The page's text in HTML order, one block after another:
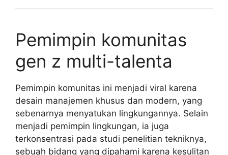
Pemimpin komunitas
gen z multi-talenta
Pemimpin komunitas ini menjadi viral karena
desain manajemen khusus dan modern, yang
sebenarnya menyatukan lingkungannya. Selain
menjadi pemimpin lingkungan, ia juga
terkonsentrasi pada studi penelitian tekniknya,
sebuah bidang yang dipahami karena kesulitan